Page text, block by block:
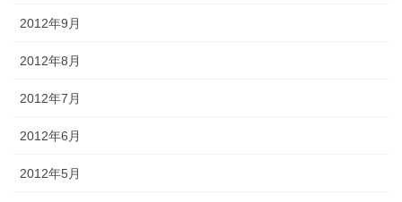
2012年9月
2012年8月
2012年7月
2012年6月
2012年5月